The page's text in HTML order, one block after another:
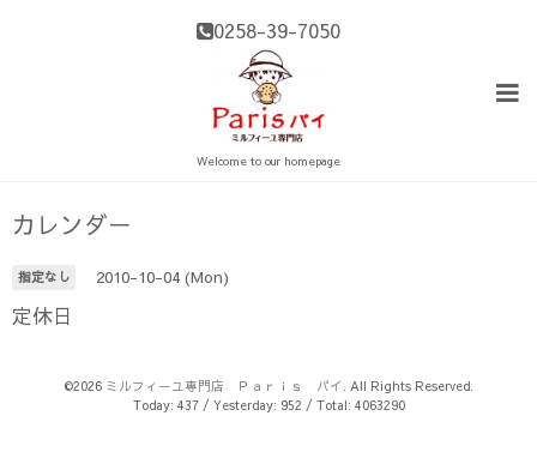
0258-39-7050
Welcome to our homepage
カレンダー
指定なし 2010-10-04 (Mon)
定休日
©2026 ミルフィーユ専門店 Ｐａｒｉｓ パイ . All Rights Reserved.
Today: 437/ Yesterday: 952 / Total: 4063290